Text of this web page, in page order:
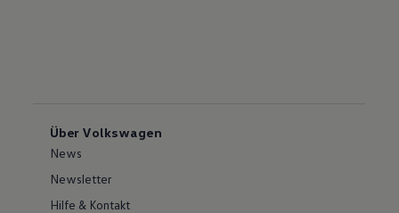
Über Volkswagen
News
Newsletter
Hilfe & Kontakt